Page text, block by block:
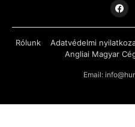
Rólunk Adatvédelmi
Angliai Magyar
Email: